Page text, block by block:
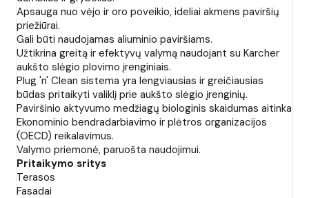
Apsauga nuo vėjo ir oro poveikio, ideliai akmens paviršių
priežiūrai.
Gali būti naudojamas aliuminio paviršiams.
Užtikrina greitą ir efektyvų valymą naudojant su Karcher
aukšto slėgio plovimo įrenginiais.
Plug 'n' Clean sistema yra lengviausias ir greičiausias
būdas pritaikyti valiklį prie aukšto slėgio įrenginių.
Paviršinio aktyvumo medžiagų biologinis skaidumas aitinka
Ekonominio bendradarbiavimo ir plėtros organizacijos
(OECD) reikalavimus.
Valymo priemonė, paruošta naudojimui.
Pritaikymo sritys
Terasos
Fasadai